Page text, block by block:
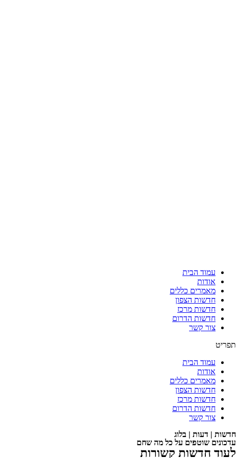
עמוד הבית
אודות
מאמרים כללים
חדשות הצפון
חדשות מרכז
חדשות הדרום
צור קשר
תפריט
עמוד הבית
אודות
מאמרים כללים
חדשות הצפון
חדשות מרכז
חדשות הדרום
צור קשר
חדשות | דעות | בלוג
עדכונים שוטפים על כל מה שחם
לעוד חדשות קשורות